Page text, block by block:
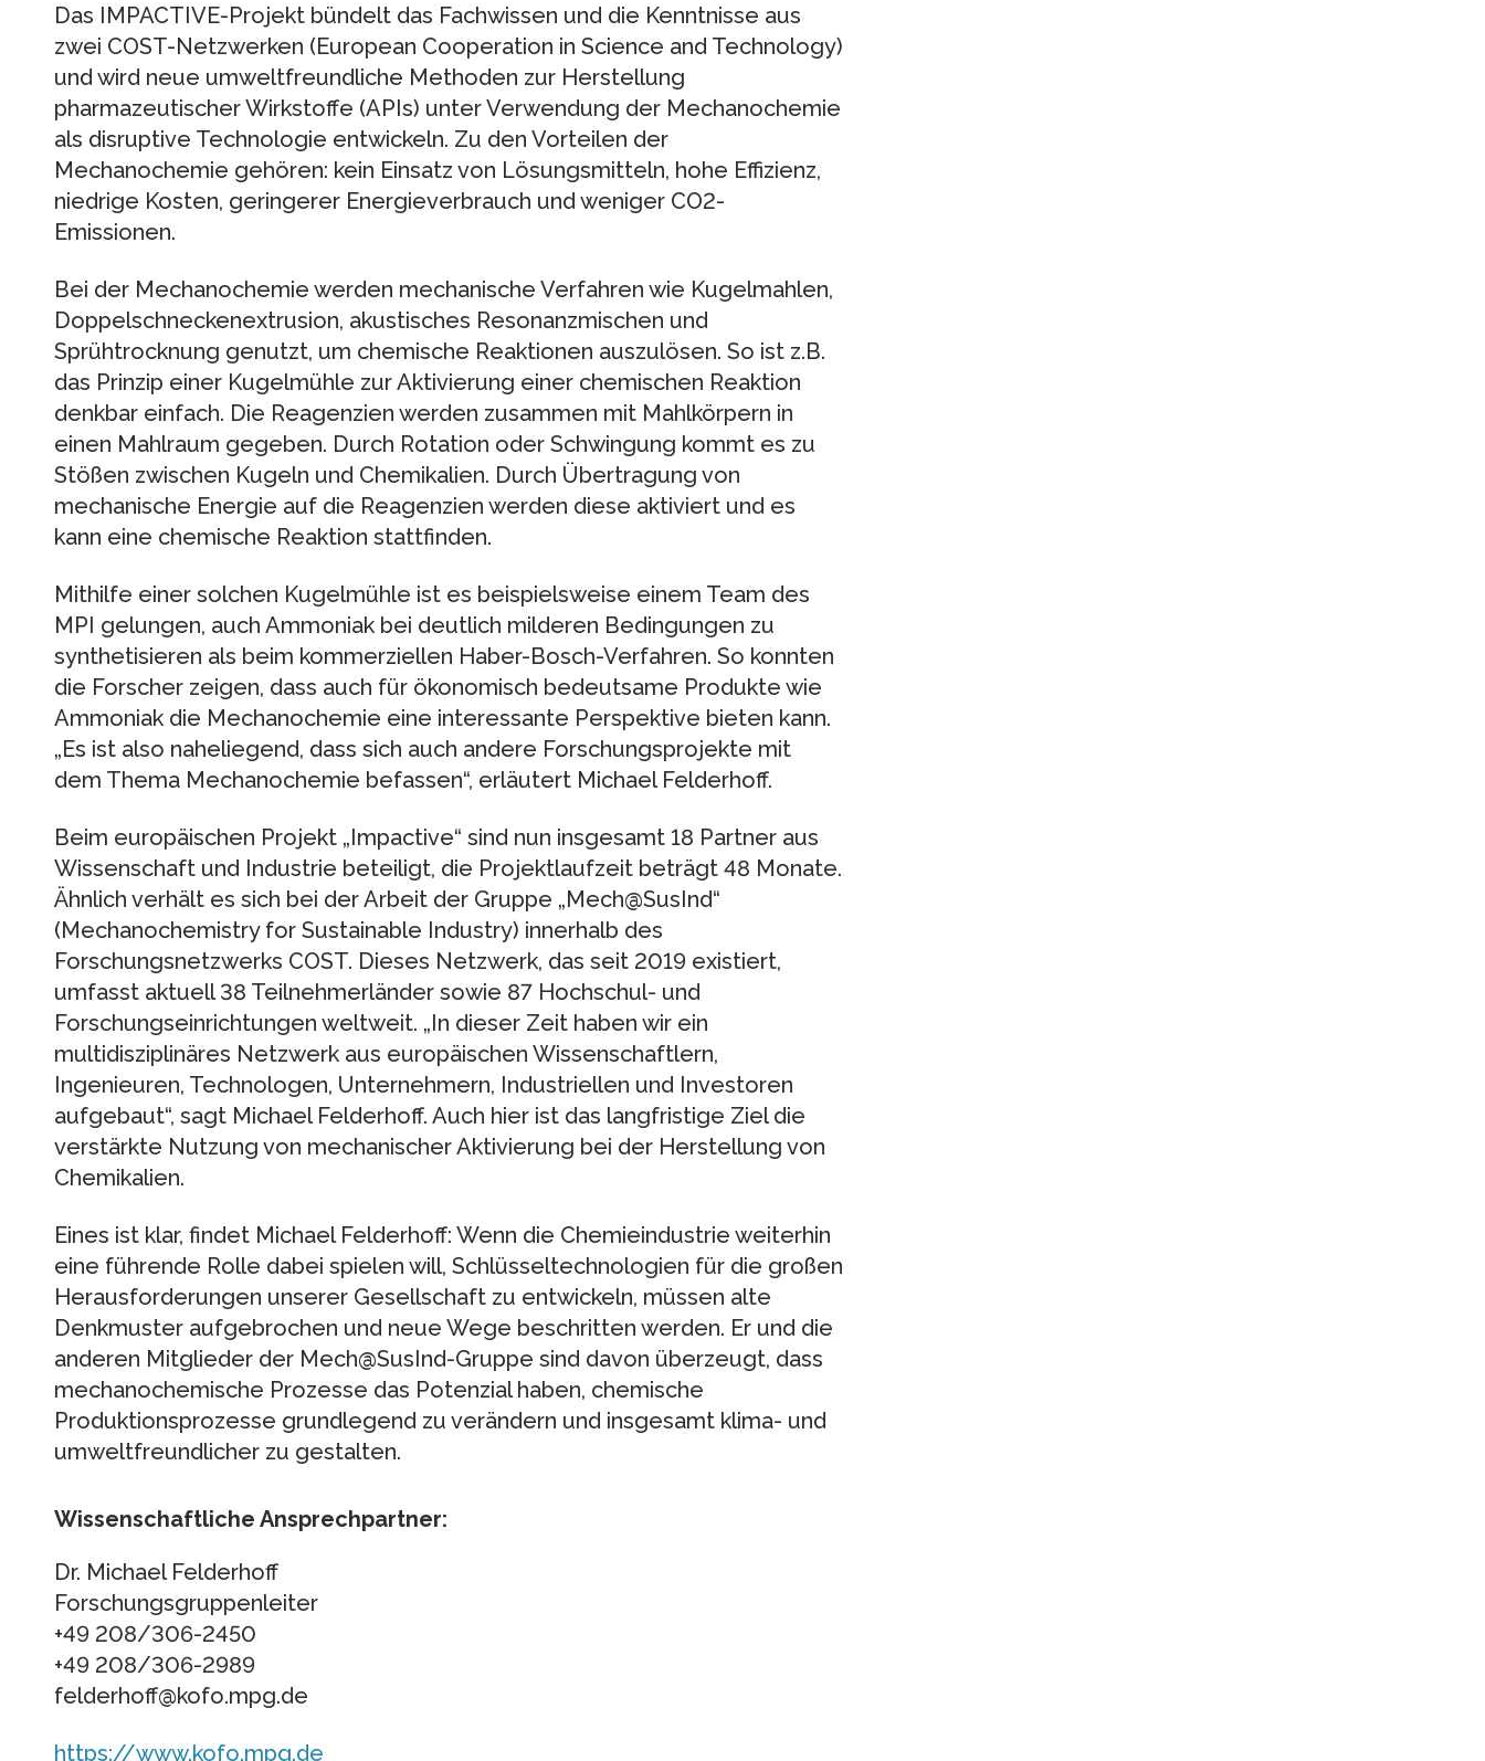
Das IMPACTIVE-Projekt bündelt das Fachwissen und die Kenntnisse aus
zwei COST-Netzwerken (European Cooperation in Science and Technology)
und wird neue umweltfreundliche Methoden zur Herstellung
pharmazeutischer Wirkstoffe (APIs) unter Verwendung der Mechanochemie
als disruptive Technologie entwickeln. Zu den Vorteilen der
Mechanochemie gehören: kein Einsatz von Lösungsmitteln, hohe Effizienz,
niedrige Kosten, geringerer Energieverbrauch und weniger CO2-
Emissionen.
Bei der Mechanochemie werden mechanische Verfahren wie Kugelmahlen,
Doppelschneckenextrusion, akustisches Resonanzmischen und
Sprühtrocknung genutzt, um chemische Reaktionen auszulösen. So ist z.B.
das Prinzip einer Kugelmühle zur Aktivierung einer chemischen Reaktion
denkbar einfach. Die Reagenzien werden zusammen mit Mahlkörpern in
einen Mahlraum gegeben. Durch Rotation oder Schwingung kommt es zu
Stößen zwischen Kugeln und Chemikalien. Durch Übertragung von
mechanische Energie auf die Reagenzien werden diese aktiviert und es
kann eine chemische Reaktion stattfinden.
Mithilfe einer solchen Kugelmühle ist es beispielsweise einem Team des
MPI gelungen, auch Ammoniak bei deutlich milderen Bedingungen zu
synthetisieren als beim kommerziellen Haber-Bosch-Verfahren. So konnten
die Forscher zeigen, dass auch für ökonomisch bedeutsame Produkte wie
Ammoniak die Mechanochemie eine interessante Perspektive bieten kann.
„Es ist also naheliegend, dass sich auch andere Forschungsprojekte mit
dem Thema Mechanochemie befassen“, erläutert Michael Felderhoff.
Beim europäischen Projekt „Impactive“ sind nun insgesamt 18 Partner aus
Wissenschaft und Industrie beteiligt, die Projektlaufzeit beträgt 48 Monate.
Ähnlich verhält es sich bei der Arbeit der Gruppe „Mech@SusInd“
(Mechanochemistry for Sustainable Industry) innerhalb des
Forschungsnetzwerks COST. Dieses Netzwerk, das seit 2019 existiert,
umfasst aktuell 38 Teilnehmerländer sowie 87 Hochschul- und
Forschungseinrichtungen weltweit. „In dieser Zeit haben wir ein
multidisziplinäres Netzwerk aus europäischen Wissenschaftlern,
Ingenieuren, Technologen, Unternehmern, Industriellen und Investoren
aufgebaut“, sagt Michael Felderhoff. Auch hier ist das langfristige Ziel die
verstärkte Nutzung von mechanischer Aktivierung bei der Herstellung von
Chemikalien.
Eines ist klar, findet Michael Felderhoff: Wenn die Chemieindustrie weiterhin
eine führende Rolle dabei spielen will, Schlüsseltechnologien für die großen
Herausforderungen unserer Gesellschaft zu entwickeln, müssen alte
Denkmuster aufgebrochen und neue Wege beschritten werden. Er und die
anderen Mitglieder der Mech@SusInd-Gruppe sind davon überzeugt, dass
mechanochemische Prozesse das Potenzial haben, chemische
Produktionsprozesse grundlegend zu verändern und insgesamt klima- und
umweltfreundlicher zu gestalten.
Wissenschaftliche Ansprechpartner:
Dr. Michael Felderhoff
Forschungsgruppenleiter
+49 208/306-2450
+49 208/306-2989
felderhoff@kofo.mpg.de
https://www.kofo.mpg.de